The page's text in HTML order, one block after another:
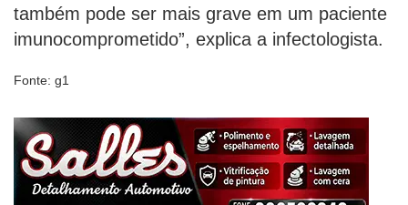
também pode ser mais grave em um paciente
imunocomprometido”, explica a infectologista.
Fonte: g1